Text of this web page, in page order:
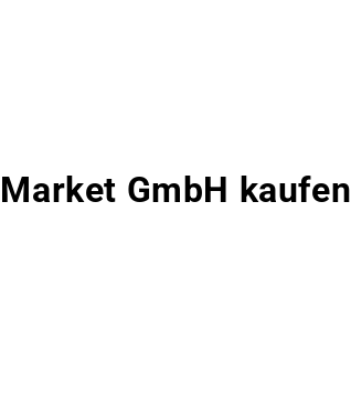
GmbH kaufen